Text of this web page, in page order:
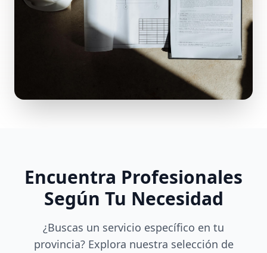
Encuentra Profesionales
Según Tu Necesidad
¿Buscas un servicio específico en tu
provincia? Explora nuestra selección de